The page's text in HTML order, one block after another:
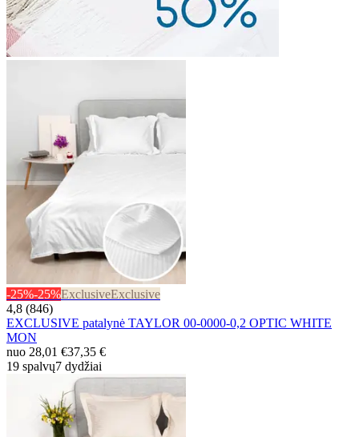
-25%-25%ExclusiveExclusive
4,8 (846)
EXCLUSIVE patalynė TAYLOR 00-0000-0,2 OPTIC WHITE
MON
nuo 28,01 €37,35 €
19 spalvų7 dydžiai